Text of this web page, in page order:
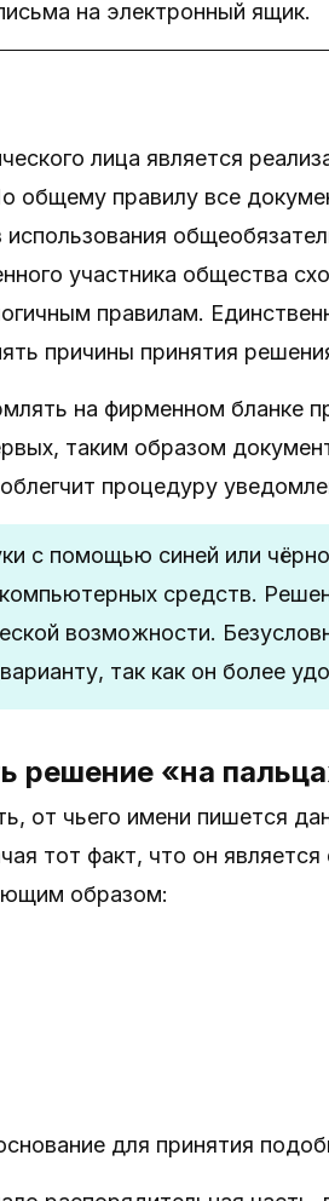
на электронный ящик.
лица является
общему правилу все
участника общества
правилам.
причины принятия
на фирменном бланке
таким образом
процедуру
с помощью синей или
средств.
возможности.
так как он более
решение «на
от чьего имени пишется
тот факт, что он
образом:
для принятия